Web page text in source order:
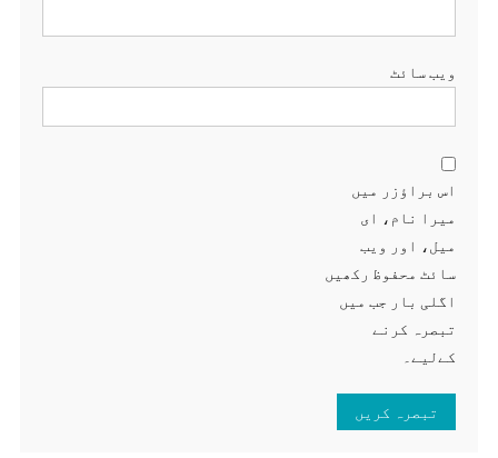
ویب‌ سائٹ
اس براؤزر میں
میرا نام، ای
میل، اور ویب
سائٹ محفوظ رکھیں
اگلی بار جب میں
تبصرہ کرنے
کےلیے۔